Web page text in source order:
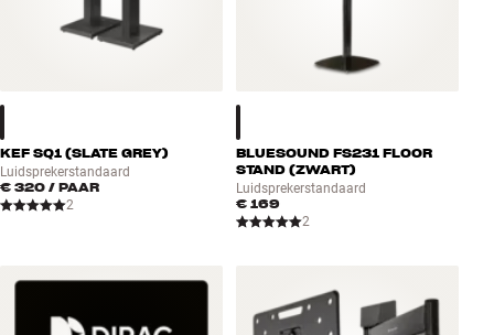
KEF SQ1 (SLATE GREY)
Luidsprekerstandaard
€ 320 / PAAR
2
BLUESOUND FS231 FLOOR
STAND (ZWART)
Luidsprekerstandaard
€ 169
2